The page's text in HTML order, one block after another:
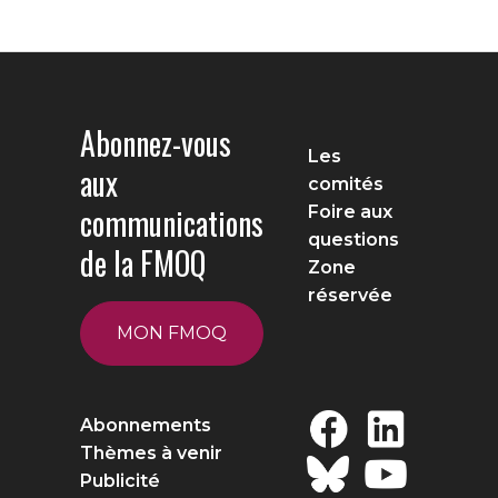
Abonnez-vous
aux
communications
de la FMOQ
MON FMOQ
Les
comités
Foire aux
questions
Zone
réservée
Abonnements
Thèmes à venir
Publicité